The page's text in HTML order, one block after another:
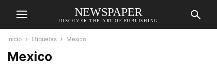
NEWSPAPER
DISCOVER THE ART OF PUBLISHING
Inicio Etiquetas Mexico
Mexico